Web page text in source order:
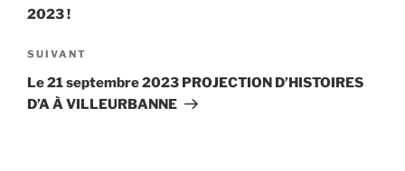
l’article
2023 !
Article
suivant
SUIVANT
Le 21 septembre 2023 PROJECTION D’HISTOIRES
D’A À VILLEURBANNE